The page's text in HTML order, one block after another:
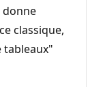
donne
classique,
tableaux"